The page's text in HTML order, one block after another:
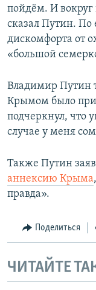
пойдём. И вокруг
сказал Путин. По
дискомфорта от
«большой
Владимир Путин
Крымом было
подчеркнул, что
случае у меня
Также Путин
аннексию Крыма
правда».
Поделиться
ЧИТАЙТЕ